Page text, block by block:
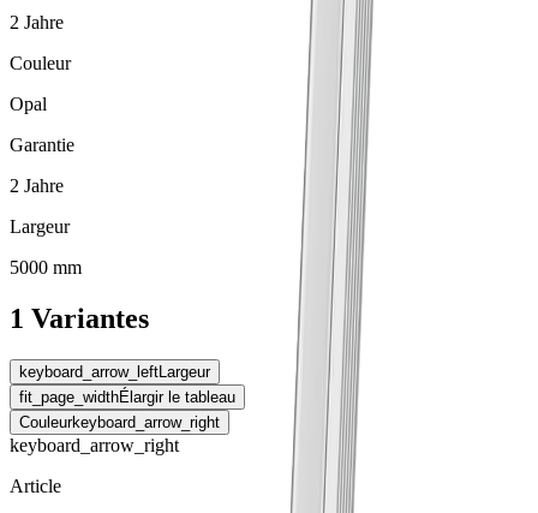
2 Jahre
Couleur
Opal
Garantie
2 Jahre
Largeur
5000 mm
1 Variantes
keyboard_arrow_leftLargeur
fit_page_widthÉlargir le tableau
Couleurkeyboard_arrow_right
keyboard_arrow_right
Article